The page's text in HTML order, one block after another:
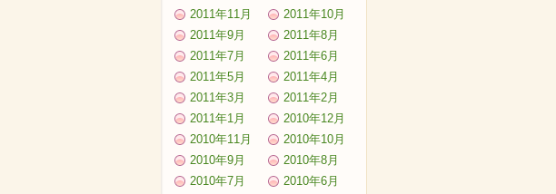
2011年11月
2011年10月
2011年9月
2011年8月
2011年7月
2011年6月
2011年5月
2011年4月
2011年3月
2011年2月
2011年1月
2010年12月
2010年11月
2010年10月
2010年9月
2010年8月
2010年7月
2010年6月